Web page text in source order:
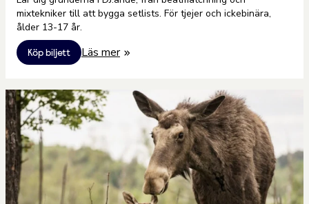
mixtekniker till att bygga setlists. För tjejer och ickebinära,
ålder 13-17 år.
Köp biljett Läs mer